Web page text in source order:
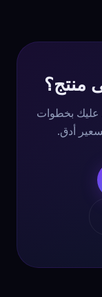
منتج؟
بخطوات
أدق.